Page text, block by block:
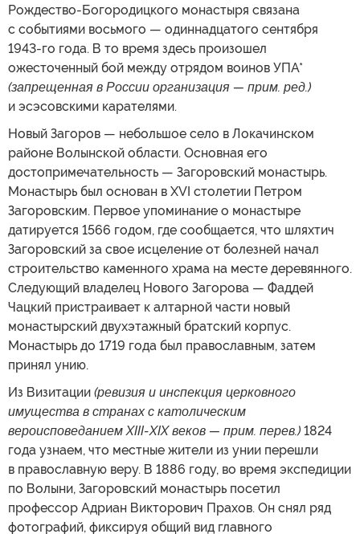
Рождество-Богородицкого монастыря связана
с событиями восьмого — одиннадцатого сентября
1943-го года. В то время здесь произошел
ожесточенный бой между отрядом воинов УПА*
(запрещенная в России организация — прим. ред.)
и эсэсовскими карателями.
Новый Загоров — небольшое село в Локачинском
районе Волынской области. Основная его
достопримечательность — Загоровский монастырь.
Монастырь был основан в XVI столетии Петром
Загоровским. Первое упоминание о монастыре
датируется 1566 годом, где сообщается, что шляхтич
Загоровский за свое исцеление от болезней начал
строительство каменного храма на месте деревянного.
Следующий владелец Нового Загорова — Фаддей
Чацкий пристраивает к алтарной части новый
монастырский двухэтажный братский корпус.
Монастырь до 1719 года был православным, затем
принял унию.
Из Визитации (ревизия и инспекция церковного
имущества в странах с католическим
вероисповеданием XIII-XIX веков — прим. перев.) 1824
года узнаем, что местные жители из унии перешли
в православную веру. В 1886 году, во время экспедиции
по Волыни, Загоровский монастырь посетил
профессор Адриан Викторович Прахов. Он снял ряд
фотографий, фиксируя общий вид главного